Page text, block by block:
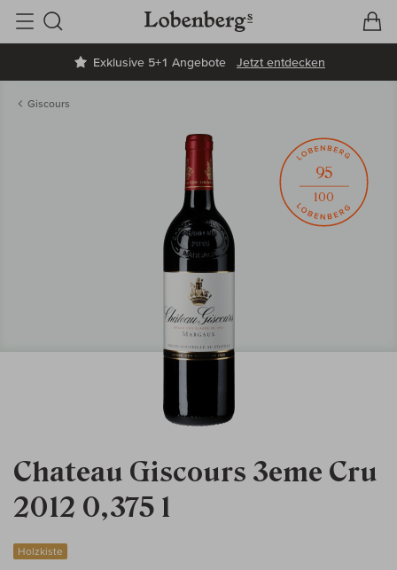
Exklusive 5+1 Angebote Jetzt entdecken
Suche
Giscours
Chateau Giscours 3eme Cru
2012 0,375 l
Holzkiste
95
100